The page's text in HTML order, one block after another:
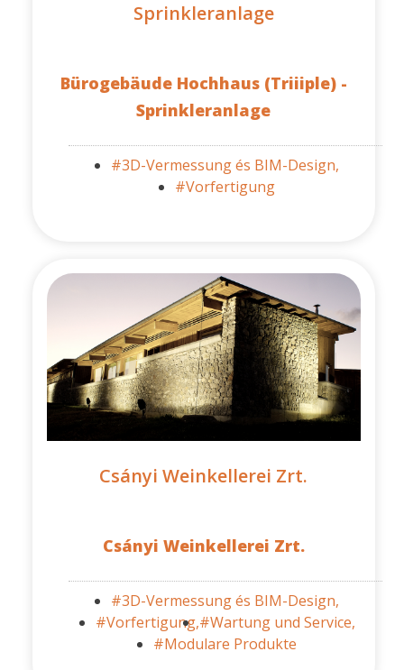
Sprinkleranlage
Bürogebäude Hochhaus (Triiiple) -
Sprinkleranlage
#3D-Vermessung és BIM-Design,
#Vorfertigung
Csányi Weinkellerei Zrt.
Csányi Weinkellerei Zrt.
#3D-Vermessung és BIM-Design,
#Vorfertigung,#Wartung und Service,
#Modulare Produkte